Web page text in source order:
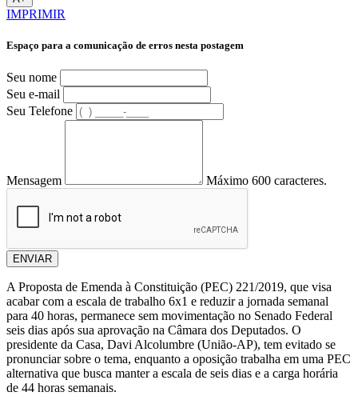
IMPRIMIR
Espaço para a comunicação de erros nesta postagem
Seu nome
Seu e-mail
Seu Telefone
Mensagem Máximo 600 caracteres.
ENVIAR
A Proposta de Emenda à Constituição (PEC) 221/2019, que visa
acabar com a escala de trabalho 6x1 e reduzir a jornada semanal
para 40 horas, permanece sem movimentação no Senado Federal
seis dias após sua aprovação na Câmara dos Deputados. O
presidente da Casa, Davi Alcolumbre (União-AP), tem evitado se
pronunciar sobre o tema, enquanto a oposição trabalha em uma PEC
alternativa que busca manter a escala de seis dias e a carga horária
de 44 horas semanais.